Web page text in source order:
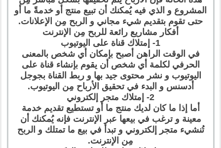
المشروع و الذي فيه يُمكنك أن تبيع منتج أو خدمةً ما أو
حتى تقوم بتقديم شيء مجاني و الربح مِن الإعلانات.
أفكار مشاريع رائعة للربح مِن الإنترنت
1- إمتلاك قناة على اليوتيوب
في الوقت الراهن أصبح بإمكان أي شخص بالمعنى
الحرفي لكلمة أي شخص أن يقوم بإنشاء قناة على
اليوتيوب و نشر محتوى جيد بها و ربط القناة بجوجل
أدسنس و البدء في تحقيق الأرباح مِن اليوتيوب.
2- إمتلاك متجر إلكتروني
أما إذا ما كان لديك منتج ما أو تستطيع تقديم خدمة
معينة و ترغب في بيعها عبر الإنترنت فإنه يُمكنك أن
تُنشيء متجر إلكتروني و تبدأ في بيع ما تمتلك و الربح
مِن الإنترنت.